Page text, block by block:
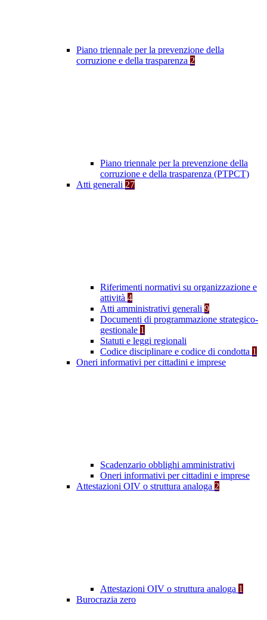
Piano triennale per la prevenzione della
corruzione e della trasparenza 2
Piano triennale per la prevenzione della
corruzione e della trasparenza (PTPCT)
Atti generali 27
Riferimenti normativi su organizzazione e
attività 4
Atti amministrativi generali 9
Documenti di programmazione strategico-
gestionale 1
Statuti e leggi regionali
Codice disciplinare e codice di condotta 1
Oneri informativi per cittadini e imprese
Scadenzario obblighi amministrativi
Oneri informativi per cittadini e imprese
Attestazioni OIV o struttura analoga 2
Attestazioni OIV o struttura analoga 1
Burocrazia zero